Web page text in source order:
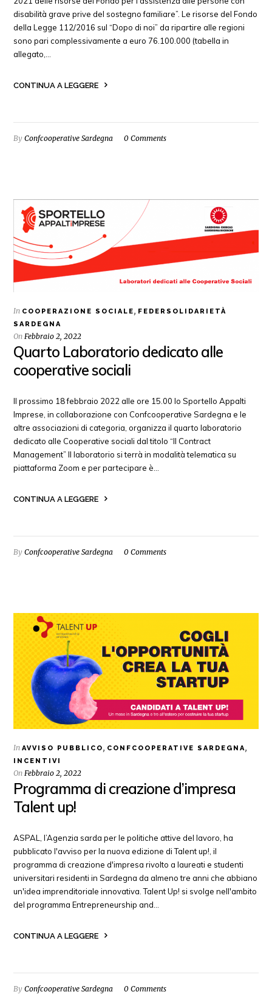
disabilità grave prive del sostegno familiare”. Le risorse del Fondo
della Legge 112/2016 sul “Dopo di noi” da ripartire alle regioni
sono pari complessivamente a euro 76.100.000 (tabella in
allegato,…
CONTINUA A LEGGERE
ByConfcooperative Sardegna 0 Comments
In COOPERAZIONE SOCIALE , FEDERSOLIDARIETÀ
SARDEGNA
On Febbraio 2, 2022
Quarto Laboratorio dedicato alle
cooperative sociali
Il prossimo 18 febbraio 2022 alle ore 15.00 lo Sportello Appalti
Imprese, in collaborazione con Confcooperative Sardegna e le
altre associazioni di categoria, organizza il quarto laboratorio
dedicato alle Cooperative sociali dal titolo “Il Contract
Management” Il laboratorio si terrà in modalità telematica su
piattaforma Zoom e per partecipare è…
CONTINUA A LEGGERE
ByConfcooperative Sardegna 0 Comments
InAVVISO PUBBLICO, CONFCOOPERATIVE SARDEGNA,
INCENTIVI
On Febbraio 2, 2022
Programma di creazione d’impresa
Talent up!
ASPAL, l’Agenzia sarda per le politiche attive del lavoro, ha
pubblicato l'avviso per la nuova edizione di Talent up!, il
programma di creazione d'impresa rivolto a laureati e studenti
universitari residenti in Sardegna da almeno tre anni che abbiano
un'idea imprenditoriale innovativa. Talent Up! si svolge nell'ambito
del programma Entrepreneurship and…
CONTINUA A LEGGERE
ByConfcooperative Sardegna 0 Comments